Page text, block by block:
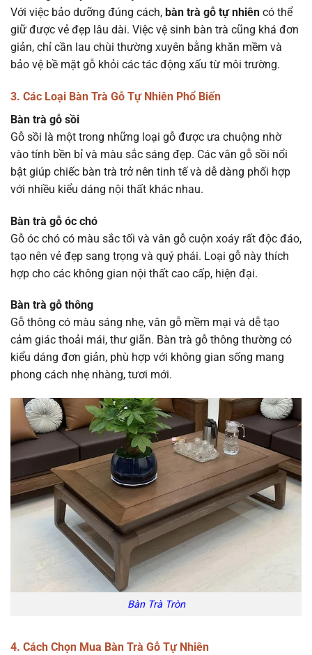
Với việc bảo dưỡng đúng cách, bàn trà gỗ tự nhiên có thể
giữ được vẻ đẹp lâu dài. Việc vệ sinh bàn trà cũng khá đơn
giản, chỉ cần lau chùi thường xuyên bằng khăn mềm và
bảo vệ bề mặt gỗ khỏi các tác động xấu từ môi trường.
3. Các Loại Bàn Trà Gỗ Tự Nhiên Phổ Biến
Bàn trà gỗ sồi
Gỗ sồi là một trong những loại gỗ được ưa chuộng nhờ
vào tính bền bỉ và màu sắc sáng đẹp. Các vân gỗ sồi nổi
bật giúp chiếc bàn trà trở nên tinh tế và dễ dàng phối hợp
với nhiều kiểu dáng nội thất khác nhau.
Bàn trà gỗ óc chó
Gỗ óc chó có màu sắc tối và vân gỗ cuộn xoáy rất độc đáo,
tạo nên vẻ đẹp sang trọng và quý phái. Loại gỗ này thích
hợp cho các không gian nội thất cao cấp, hiện đại.
Bàn trà gỗ thông
Gỗ thông có màu sáng nhẹ, vân gỗ mềm mại và dễ tạo
cảm giác thoải mái, thư giãn. Bàn trà gỗ thông thường có
kiểu dáng đơn giản, phù hợp với không gian sống mang
phong cách nhẹ nhàng, tươi mới.
Bàn Trà Tròn
4. Cách Chọn Mua Bàn Trà Gỗ Tự Nhiên